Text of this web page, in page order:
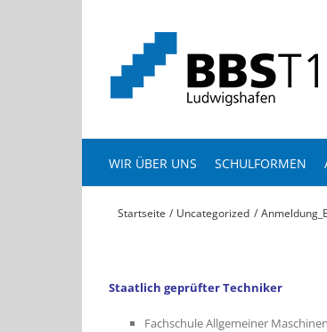
WIR ÜBER UNS SCHULFORMEN
Startseite Uncategorized
Staatlich geprüfter Techniker
Fachschule Allgemeiner